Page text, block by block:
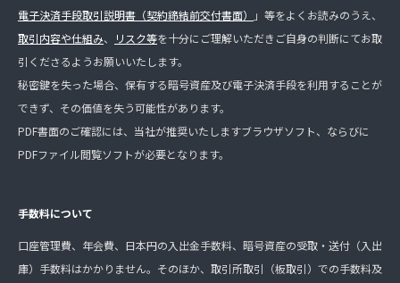
電子決済手段取引説明書（契約締結前交付書面）
」等をよくお読みのうえ、
取引内容や仕組み、 リスク等を十分にご理解いただきご自身の判断にてお取
引くださるようお願いいたします。
秘密鍵を失った場合、保有する暗号資産及び電子決済手段を利用することが
できず、その価値を失う可能性があります。
PDF書面のご確認には、当社が推奨いたしますブラウザソフト、ならびに
PDFファイル閲覧ソフトが必要となります。
手数料について
口座管理費、年会費、日本円の入出金手数料、暗号資産の受取・送付（入出
庫）手数料はかかりません。そのほか、取引所取引（板取引）での手数料及